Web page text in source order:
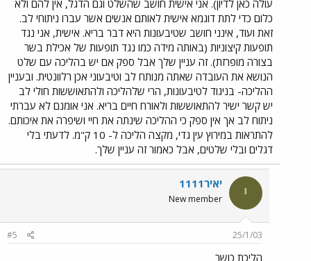
עולה כאן לדיון). אני אישית חושב שהשלט וגם הדגל, אין להם ולא
כלום כדי לתת דוגמא אישית לאותם אנשים אשר עברו ניתוחי לב.
זאת ועוד, אינני חושב שטיבעונות היא דבר בריא. אישית, אני נגד
תופעות קיצוניות (באותה מידה כמו נגד תופעות של אכילת בשר
בצורה מופרזת). זה עניין שלך אבל ספק אם יש בהליכה עם שלט
הנושא את העובדה שאתה מנותח לב וטיבעוני אכן רלוונטית. ובעניין
ההליכה- בניגוד לטיבעונות, הרי שלהליכה ולהתאוששות חולי לב
יש קשר ישיר להתאוששות ולאורח חיים בריא. אני אומנם לא עברתי
ניתוח לב אך אין ספק כי ההליכה שינתה את חיי ושיפרה את איכותם.
להתראות במירוץ עין גדי, מקצה הליכה ל- 10 ק"מ. לדעתי בלי
דגלים ובלי שלטים, אבל כאמור זה עניין שלך.
י יאיר1111
New member
25/1/03
#5
הליכת כושר